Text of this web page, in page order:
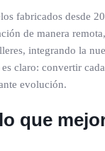
fabricados desde
de manera
integrando la
claro: convertir
evolución.
que